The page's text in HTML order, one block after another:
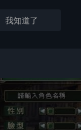
我知道了